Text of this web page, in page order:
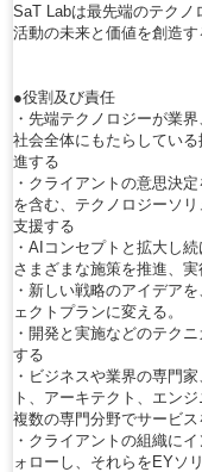
SaT Labは最先端のテクノ
活動の未来と価値を創造す
●役割及び責任
・先端テクノロジーが業
社会全体にもたらしてい
進する
・クライアントの意思決
を含む、テクノロジーソ
支援する
・AIコンセプトと拡大し
さまざまな施策を推進、実
・新しい戦略のアイデア
ェクトプランに変える。
・開発と実施などのテク
する
・ビジネスや業界の専門
ト、アーキテクト、エン
複数の専門分野でサービ
・クライアントの組織に
ォローし、それらをEYソ